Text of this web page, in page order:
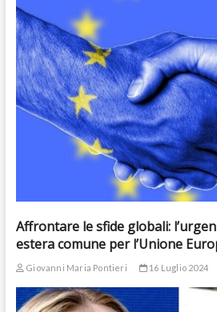
Affrontare le sfide globali:
estera comune per l’Unione
Giovanni Maria Pontieri 16 Luglio 2024